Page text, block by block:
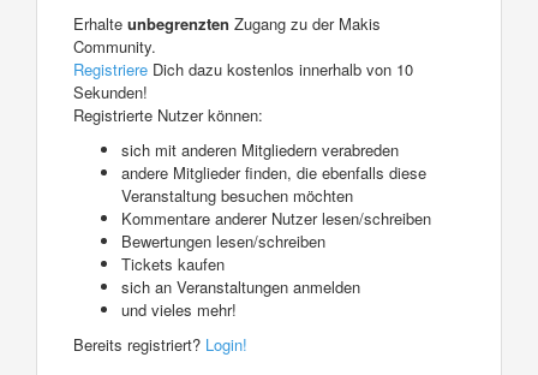
Erhalte unbegrenzten Zugang zu der Makis
Community.
Registriere Dich dazu kostenlos innerhalb von 10
Sekunden!
Registrierte Nutzer können:
sich mit anderen Mitgliedern verabreden
andere Mitglieder finden, die ebenfalls diese
Veranstaltung besuchen möchten
Kommentare anderer Nutzer lesen/schreiben
Bewertungen lesen/schreiben
Tickets kaufen
sich an Veranstaltungen anmelden
und vieles mehr!
Bereits registriert? Login!